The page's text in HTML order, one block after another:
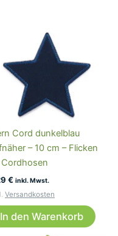
Cord dunkelblau
– 10 cm – Flicken
€ inkl. Mwst.
Versandkosten
In den Warenkorb